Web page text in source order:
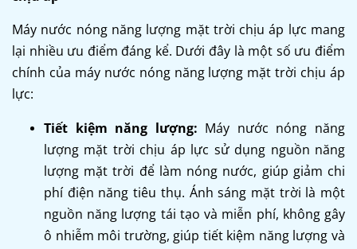
Máy nước nóng năng lượng mặt trời chịu áp lực mang
lại nhiều ưu điểm đáng kể. Dưới đây là một số ưu điểm
chính của máy nước nóng năng lượng mặt trời chịu áp
lực:
Tiết kiệm năng lượng: Máy nước nóng năng
lượng mặt trời chịu áp lực sử dụng nguồn năng
lượng mặt trời để làm nóng nước, giúp giảm chi
phí điện năng tiêu thụ. Ánh sáng mặt trời là một
nguồn năng lượng tái tạo và miễn phí, không gây
ô nhiễm môi trường, giúp tiết kiệm năng lượng và